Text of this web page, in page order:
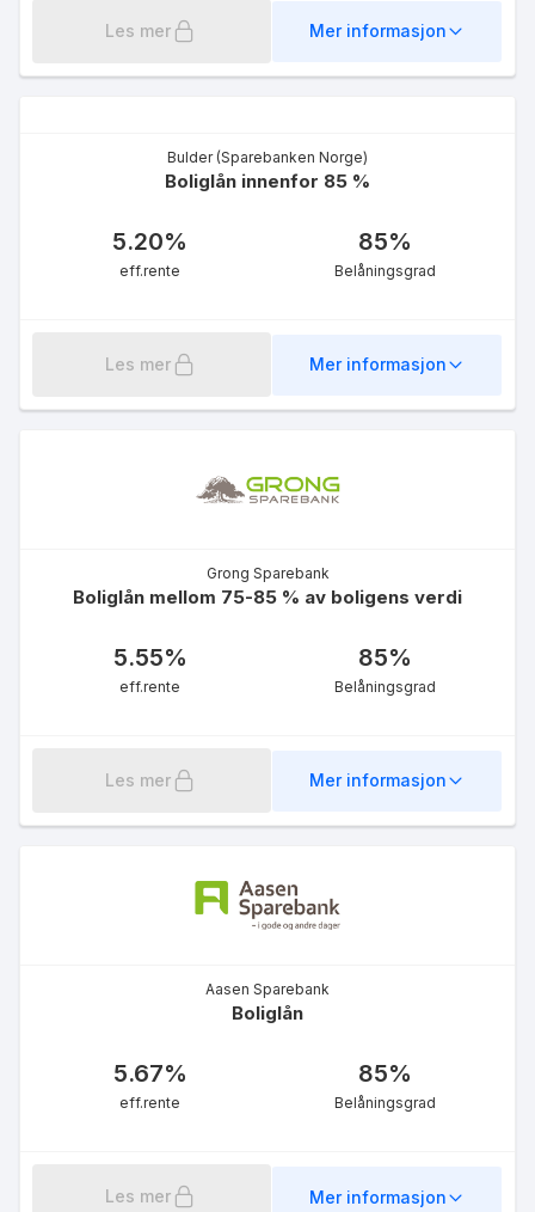
Møre Boliglån inntil 50 %
5.84%
Møre Boliglån inntil 75 %
5.73%
Les mer Mer informasjon
Bulder (Sparebanken Norge)
Boliglån innenfor 85 %
5.20%
eff.rente
85%
Belåningsgrad
Les mer Mer informasjon
Grong Sparebank
Boliglån mellom 75-85 % av boligens verdi
5.55%
eff.rente
85%
Belåningsgrad
Les mer Mer informasjon
Aasen Sparebank
Boliglån
5.67%
eff.rente
85%
Belåningsgrad
Les mer Mer informasjon